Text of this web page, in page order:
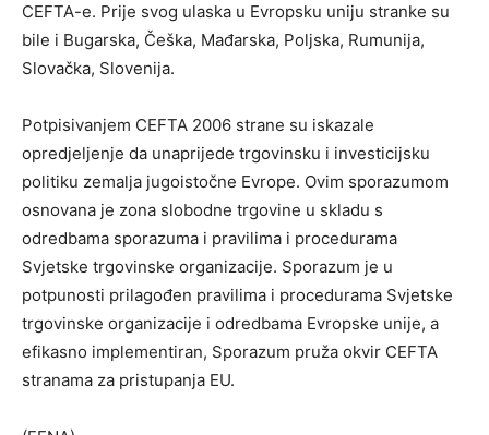
CEFTA-e. Prije svog ulaska u Evropsku uniju stranke su
bile i Bugarska, Češka, Mađarska, Poljska, Rumunija,
Slovačka, Slovenija.
Potpisivanjem CEFTA 2006 strane su iskazale
opredjeljenje da unaprijede trgovinsku i investicijsku
politiku zemalja jugoistočne Evrope. Ovim sporazumom
osnovana je zona slobodne trgovine u skladu s
odredbama sporazuma i pravilima i procedurama
Svjetske trgovinske organizacije. Sporazum je u
potpunosti prilagođen pravilima i procedurama Svjetske
trgovinske organizacije i odredbama Evropske unije, a
efikasno implementiran, Sporazum pruža okvir CEFTA
stranama za pristupanja EU.